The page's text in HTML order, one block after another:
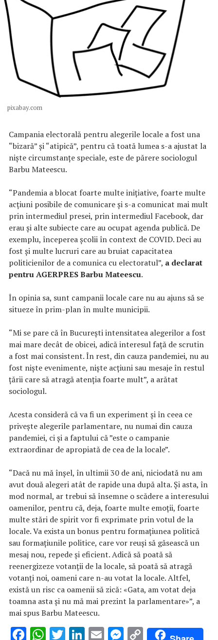
pixabay.com
Campania electorală pentru alegerile locale a fost una
“bizară” şi “atipică”, pentru că toată lumea s-a ajustat la
nişte circumstanţe speciale, este de părere sociologul
Barbu Mateescu.
“Pandemia a blocat foarte multe iniţiative, foarte multe
acţiuni posibile de comunicare şi s-a comunicat mai mult
prin intermediul presei, prin intermediul Facebook, dar
erau şi alte subiecte care au ocupat agenda publică. De
exemplu, începerea şcolii în context de COVID. Deci au
fost şi multe lucruri care au bruiat capacitatea
politicienilor de a comunica cu electoratul”, a declarat
pentru AGERPRES Barbu Mateescu.
În opinia sa, sunt campanii locale care nu au ajuns să se
situeze în prim-plan în multe municipii.
“Mi se pare că în Bucureşti intensitatea alegerilor a fost
mai mare decât de obicei, adică interesul faţă de scrutin
a fost mai consistent. În rest, din cauza pandemiei, nu au
fost nişte evenimente, nişte acţiuni sau mesaje în restul
ţării care să atragă atenţia foarte mult”, a arătat
sociologul.
Acesta consideră că va fi un experiment şi în ceea ce
priveşte alegerile parlamentare, nu numai din cauza
pandemiei, ci şi a faptului că ”este o campanie
extraordinar de apropiată de cea de la locale”.
“Dacă nu mă înşel, în ultimii 30 de ani, niciodată nu am
avut două alegeri atât de rapide una după alta. Şi asta, în
mod normal, ar trebui să însemne o scădere a interesului
oamenilor, pentru că, deja, foarte multe emoţii, foarte
multe stări de spirit vor fi exprimate prin votul de la
locale. Va exista un bonus pentru formaţiunea politică
sau formaţiunile politice, care vor reuşi să găsească un
mesaj nou, repede şi eficient. Adică să poată să
reenergizeze votanţii de la locale, să poată să atragă
votanţi noi, oameni care n-au votat la locale. Altfel,
există un risc ca oamenii să zică: «Gata, am votat deja
toamna asta şi nu mă mai prezint la parlamentare»”, a
mai spus Barbu Mateescu.
F W T Li E M C